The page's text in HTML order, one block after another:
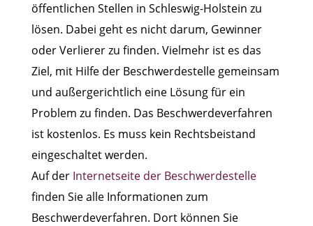
öffentlichen Stellen in Schleswig-Holstein zu
lösen. Dabei geht es nicht darum, Gewinner
oder Verlierer zu finden. Vielmehr ist es das
Ziel, mit Hilfe der Beschwerdestelle gemeinsam
und außergerichtlich eine Lösung für ein
Problem zu finden. Das Beschwerdeverfahren
ist kostenlos. Es muss kein Rechtsbeistand
eingeschaltet werden.
Auf der Internetseite der Beschwerdestelle
finden Sie alle Informationen zum
Beschwerdeverfahren. Dort können Sie